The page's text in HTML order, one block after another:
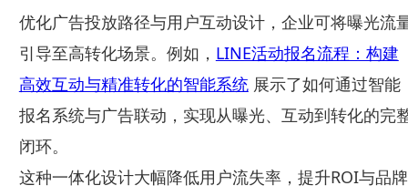
优化广告投放路径与用户互动设计，企业可将曝光流
引导至高转化场景。例如， LINE活动报名流程：构建
高效互动与精准转化的智能系统展示了如何通过智能
报名系统与广告联动，实现从曝光、互动到转化的完
闭环。
这种一体化设计大幅降低用户流失率，提升ROI与品牌